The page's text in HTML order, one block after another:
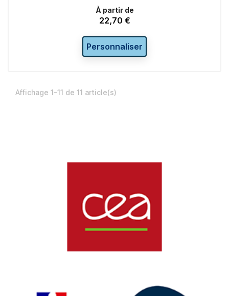
À partir de
Prix
22,70 €
Personnaliser
Affichage 1-11 de 11 article(s)